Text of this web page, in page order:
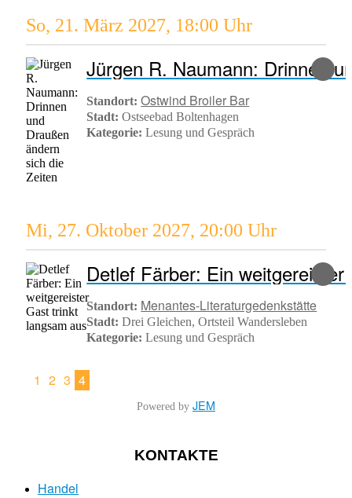
So, 21. März 2027, 18:00 Uhr
Standort: Ostwind Broiler Bar
Stadt: Ostseebad Boltenhagen
Kategorie: Lesung und Gespräch
Mi, 27. Oktober 2027, 20:00 Uhr
Standort: Menantes-Literaturgedenkstätte
Stadt: Drei Gleichen, Ortsteil Wandersleben
Kategorie: Lesung und Gespräch
1 2 3 4
Powered by JEM
KONTAKTE
Handel